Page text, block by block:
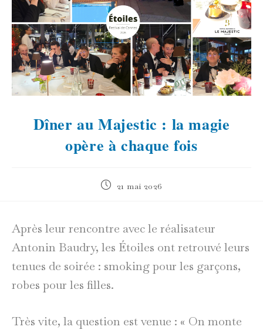
Dîner au Majestic : la magie
opère à chaque fois
Publication
21 mai 2026
Après leur rencontre avec le réalisateur
Antonin Baudry, les Étoiles ont retrouvé leurs
tenues de soirée : smoking pour les garçons,
robes pour les filles.
Très vite, la question est venue : « On monte